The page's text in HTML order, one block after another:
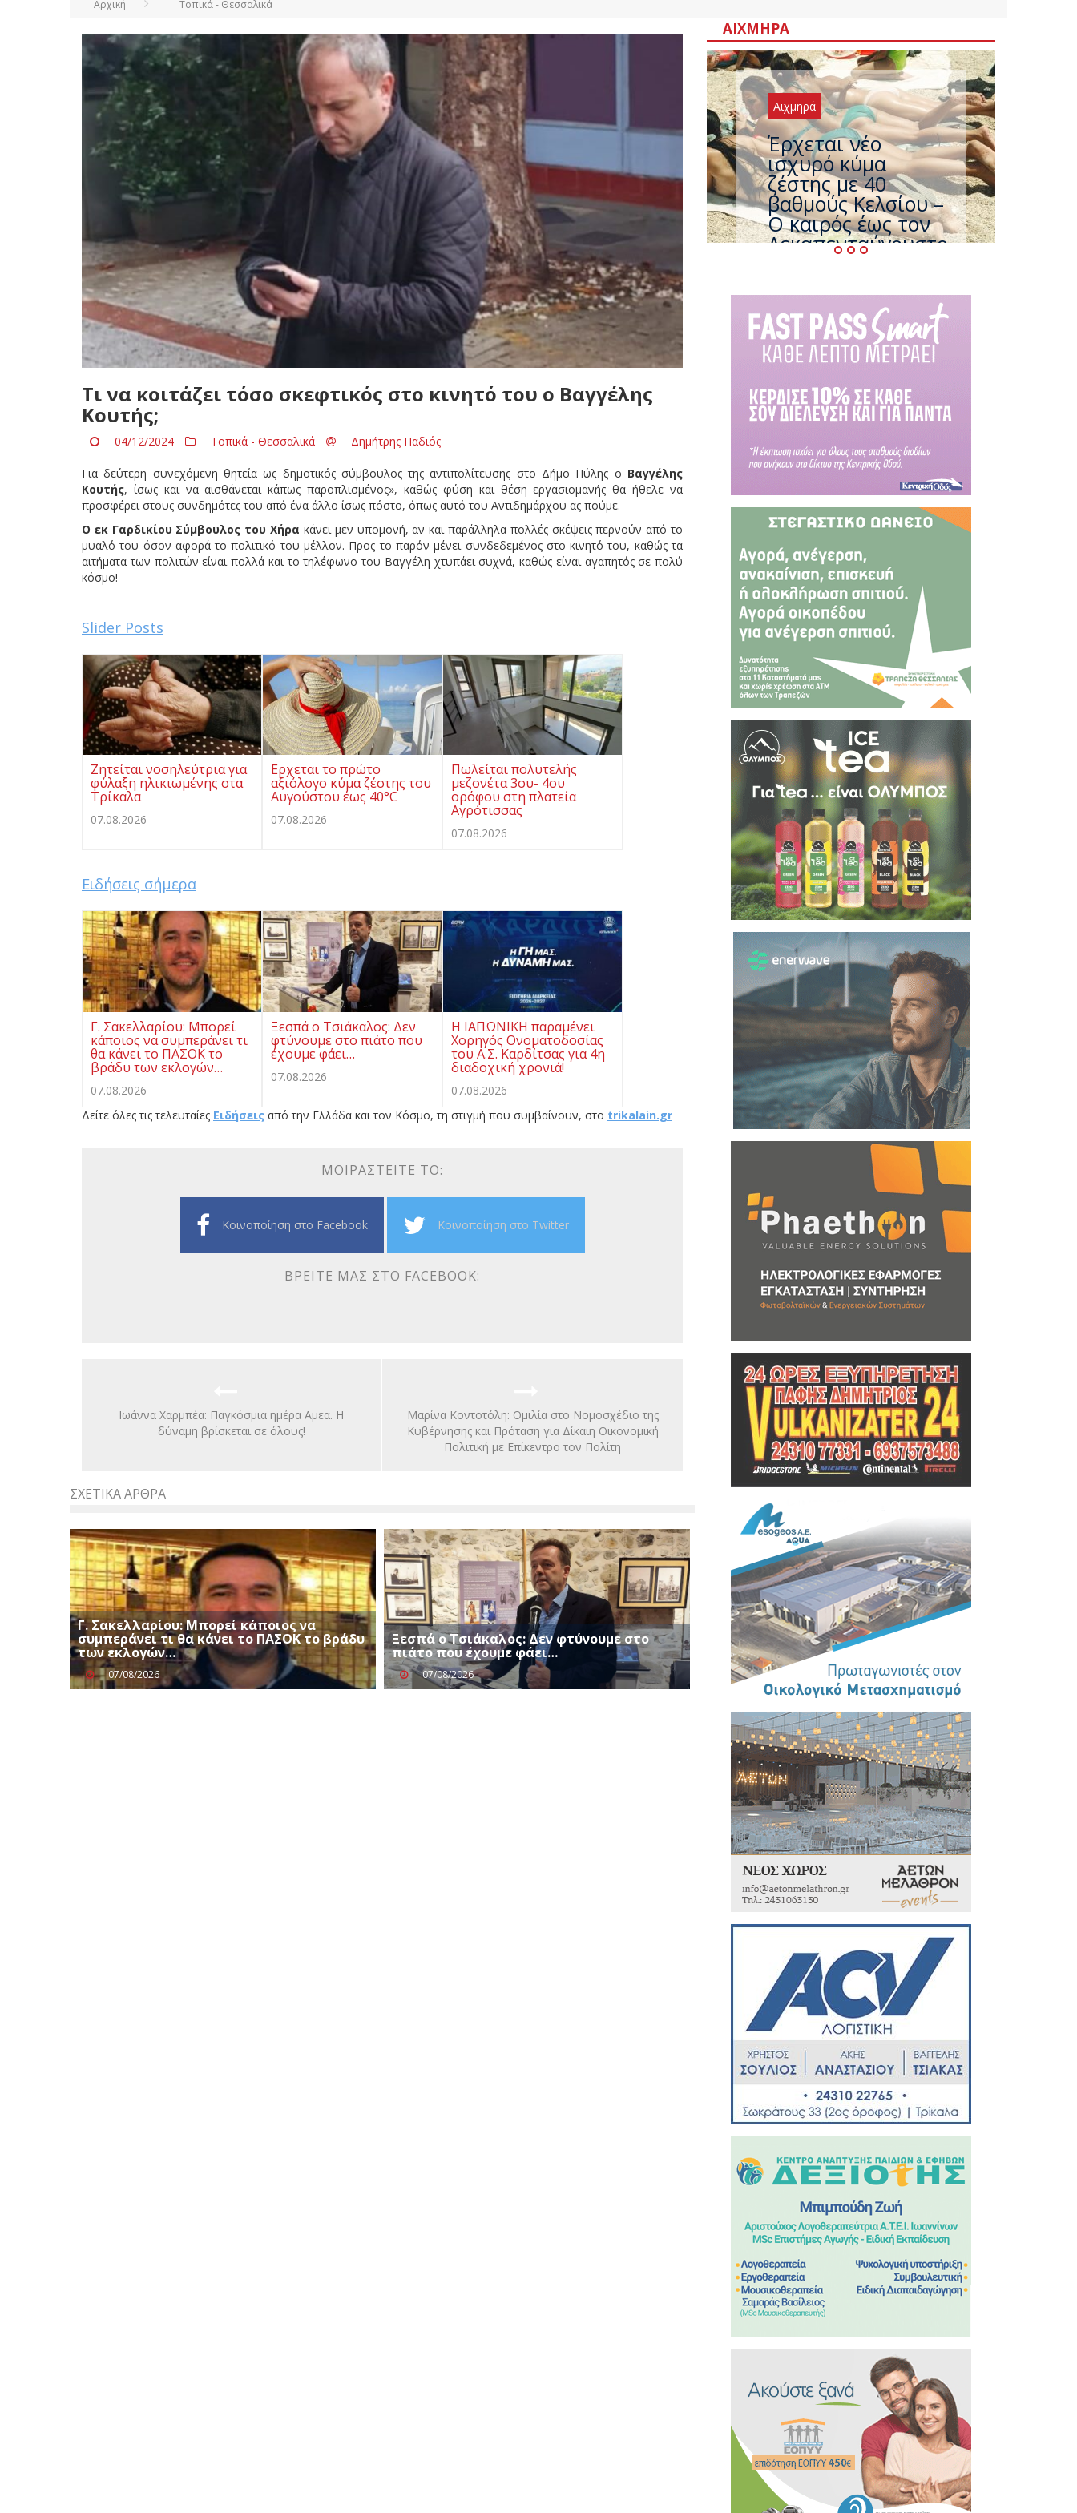
Αρχική Τοπικά - Θεσσαλικά
Τι να κοιτάζει τόσο σκεφτικός στο κινητό του ο Βαγγέλης
Κουτής;
04/12/2024 Τοπικά - Θεσσαλικά Δημήτρης Παδιός
Για δεύτερη συνεχόμενη θητεία ως δημοτικός σύμβουλος της αντιπολίτευσης στο Δήμο Πύλης ο Βαγγέλης
Κουτής, ίσως και να αισθάνεται κάπως παροπλισμένος», καθώς φύση και θέση εργασιομανής θα ήθελε να
προσφέρει στους συνδημότες του από ένα άλλο ίσως πόστο, όπως αυτό του Αντιδημάρχου ας πούμε.
Ο εκ Γαρδικίου Σύμβουλος του Χήρα κάνει μεν υπομονή, αν και παράλληλα πολλές σκέψεις περνούν από το
μυαλό του όσον αφορά το πολιτικό του μέλλον. Προς το παρόν μένει συνδεδεμένος στο κινητό του, καθώς τα
αιτήματα των πολιτών είναι πολλά και το τηλέφωνο του Βαγγέλη χτυπάει συχνά, καθώς είναι αγαπητός σε πολύ
κόσμο!
Slider Posts
Ζητείται νοσηλεύτρια για
φύλαξη ηλικιωμένης στα
Τρίκαλα
07.08.2026
Ερχεται το πρώτο
αξιόλογο κύμα ζέστης του
Αυγούστου έως 40°C
07.08.2026
Πωλείται πολυτελής
μεζονέτα 3ου- 4ου
ορόφου στη πλατεία
Αγρότισσας
07.08.2026
Ειδήσεις σήμερα
Γ. Σακελλαρίου: Μπορεί
κάποιος να συμπεράνει τι
θα κάνει το ΠΑΣΟΚ το
βράδυ των εκλογών…
07.08.2026
Ξεσπά ο Τσιάκαλος: Δεν
φτύνουμε στο πιάτο που
έχουμε φάει…
07.08.2026
Η ΙΑΠΩΝΙΚΗ παραμένει
Χορηγός Ονοματοδοσίας
του Α.Σ. Καρδίτσας για 4η
διαδοχική χρονιά!
07.08.2026
Δείτε όλες τις τελευταίες Ειδήσεις από την Ελλάδα και τον Κόσμο, τη στιγμή που συμβαίνουν, στο trikalain.gr
ΜΟΙΡΑΣΤΕΊΤΕ ΤΟ:
Κοινοποίηση στο Facebook Κοινοποίηση στο Twitter
ΒΡΕΊΤΕ ΜΑΣ ΣΤΟ FACEBOOK:
Iωάννα Χαρμπέα: Παγκόσμια ημέρα Αμεα. Η
δύναμη βρίσκεται σε όλους!
Μαρίνα Κοντοτόλη: Ομιλία στο Νομοσχέδιο της
Κυβέρνησης και Πρόταση για Δίκαιη Οικονομική
Πολιτική με Επίκεντρο τον Πολίτη
ΣΧΕΤΙΚΆ ΆΡΘΡΑ
Γ. Σακελλαρίου: Μπορεί κάποιος να
συμπεράνει τι θα κάνει το ΠΑΣΟΚ το βράδυ
των εκλογών…
07/08/2026
Ξεσπά ο Τσιάκαλος: Δεν φτύνουμε στο
πιάτο που έχουμε φάει…
07/08/2026
ΑΙΧΜΗΡΆ
Αιχμηρά
Άφαντος ο
Τσίπρας… την ώρα
που η χώρα
καίγεται